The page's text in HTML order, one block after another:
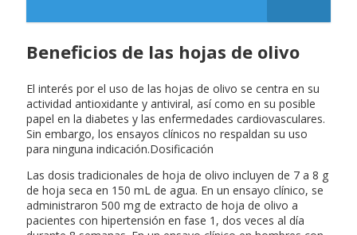
Beneficios de las hojas de olivo
El interés por el uso de las hojas de olivo se centra en su
actividad antioxidante y antiviral, así como en su posible
papel en la diabetes y las enfermedades cardiovasculares.
Sin embargo, los ensayos clínicos no respaldan su uso
para ninguna indicación.Dosificación
Las dosis tradicionales de hoja de olivo incluyen de 7 a 8 g
de hoja seca en 150 mL de agua. En un ensayo clínico, se
administraron 500 mg de extracto de hoja de olivo a
pacientes con hipertensión en fase 1, dos veces al día